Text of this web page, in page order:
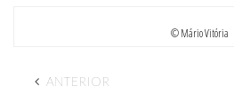
© Mário Vitória
ANTERIOR